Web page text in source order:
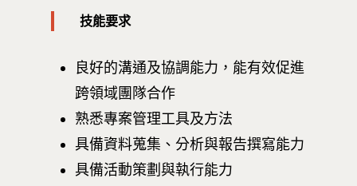
技能要求
良好的溝通及協調能力，能有效促進
跨領域團隊合作
熟悉專案管理工具及方法
具備資料蒐集、分析與報告撰寫能力
具備活動策劃與執行能力